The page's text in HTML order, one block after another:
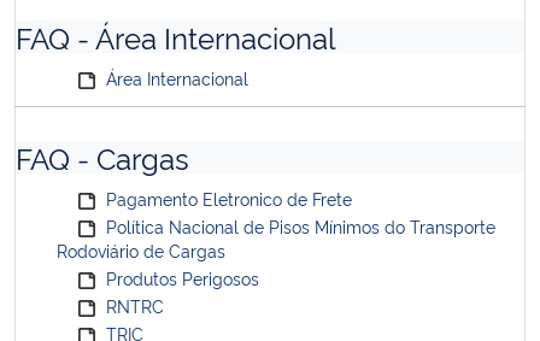
FAQ - Área Internacional
Área Internacional
FAQ - Cargas
Pagamento Eletronico de Frete
Política Nacional de Pisos Mínimos do Transporte
Rodoviário de Cargas
Produtos Perigosos
RNTRC
TRIC